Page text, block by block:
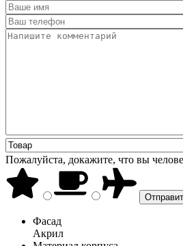
Пожалуйста, докажите, что вы
Фасад
Акрил